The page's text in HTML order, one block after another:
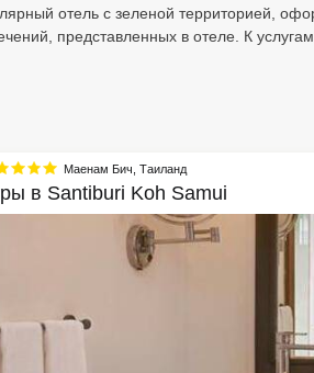
отель с зеленой территорией,
представленных в отеле. К
Маенам Бич Таиланд
в Santiburi Koh Samui